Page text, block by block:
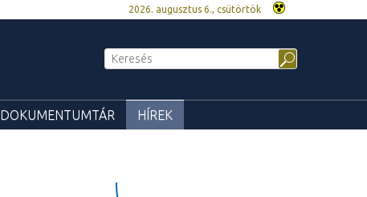
2026. augusztus 6., csütörtök
DOKUMENTUMTÁR HÍREK